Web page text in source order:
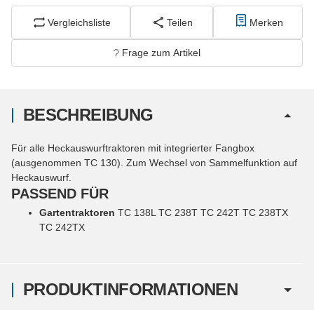
Vergleichsliste Teilen Merken
Frage zum Artikel
PRODUKTINFORMATIONEN
BESCHREIBUNG
Für alle Heckauswurftraktoren mit integrierter Fangbox
(ausgenommen TC 130). Zum Wechsel von Sammelfunktion auf
Heckauswurf.
PASSEND FÜR
Gartentraktoren TC 138L TC 238T TC 242T TC 238TX
TC 242TX